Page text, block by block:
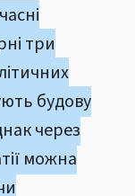
три
будову
через
можна